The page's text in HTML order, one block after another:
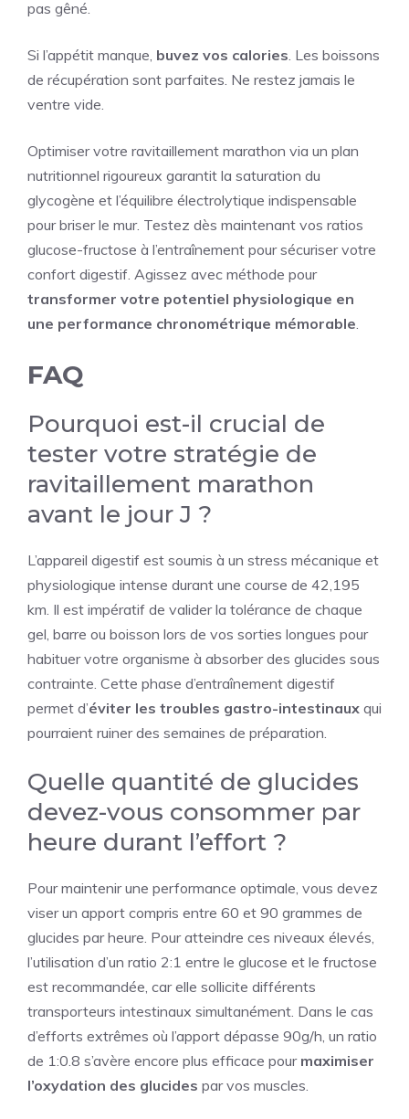
pas gêné.
Si l’appétit manque, buvez vos calories. Les boissons
de récupération sont parfaites. Ne restez jamais le
ventre vide.
Optimiser votre ravitaillement marathon via un plan
nutritionnel rigoureux garantit la saturation du
glycogène et l’équilibre électrolytique indispensable
pour briser le mur. Testez dès maintenant vos ratios
glucose-fructose à l’entraînement pour sécuriser votre
confort digestif. Agissez avec méthode pour
transformer votre potentiel physiologique en
une performance chronométrique mémorable.
FAQ
Pourquoi est-il crucial de
tester votre stratégie de
ravitaillement marathon
avant le jour J ?
L’appareil digestif est soumis à un stress mécanique et
physiologique intense durant une course de 42,195
km. Il est impératif de valider la tolérance de chaque
gel, barre ou boisson lors de vos sorties longues pour
habituer votre organisme à absorber des glucides sous
contrainte. Cette phase d’entraînement digestif
permet d’éviter les troubles gastro-intestinaux qui
pourraient ruiner des semaines de préparation.
Quelle quantité de glucides
devez-vous consommer par
heure durant l’effort ?
Pour maintenir une performance optimale, vous devez
viser un apport compris entre 60 et 90 grammes de
glucides par heure. Pour atteindre ces niveaux élevés,
l’utilisation d’un ratio 2:1 entre le glucose et le fructose
est recommandée, car elle sollicite différents
transporteurs intestinaux simultanément. Dans le cas
d’efforts extrêmes où l’apport dépasse 90g/h, un ratio
de 1:0.8 s’avère encore plus efficace pour maximiser
l’oxydation des glucides par vos muscles.